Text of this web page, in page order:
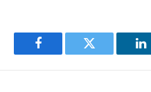
Facebook Twitter